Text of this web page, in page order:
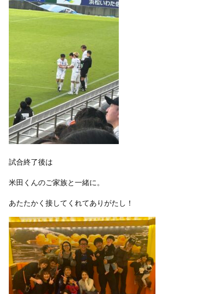
試合終了後は
米田くんのご家族と一緒に。
あたたかく接してくれてありがたし！